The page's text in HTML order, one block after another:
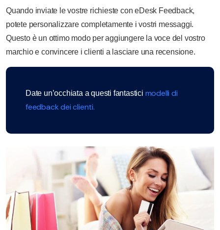
Quando inviate le vostre richieste con eDesk Feedback,
potete personalizzare completamente i vostri messaggi.
Questo è un ottimo modo per aggiungere la voce del vostro
marchio e convincere i clienti a lasciare una recensione.
Date un’occhiata a questi fantastici modelli di
feedback dei clienti.